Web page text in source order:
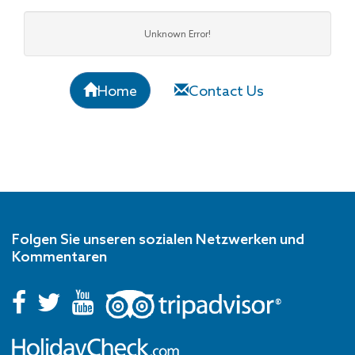
Unknown Error!
Home Contact Us
Folgen Sie unseren sozialen Netzwerken und
Kommentaren